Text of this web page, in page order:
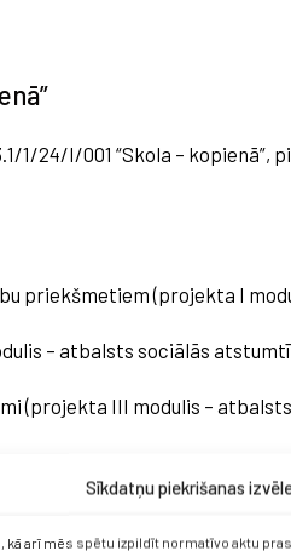
Sīkdatņu piekrišanas
arī mēs spētu izpildīt normatīvo aktu
1/24/I/001 “Skola –
priekšmetiem (projekta I
– atbalsts sociālās
(projekta III modulis –
beigām atbalstu saņems